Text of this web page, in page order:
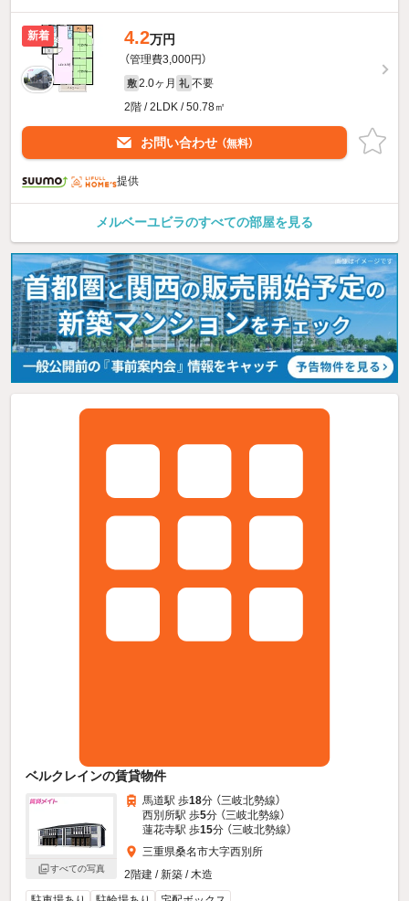
新着 4.2万円
（管理費3,000円）
敷 2.0ヶ月 礼 不要
2階 / 2LDK / 50.78㎡
お問い合わせ （無料）
提供
メルベーユビラのすべての部屋を見る
ベルクレインの賃貸物件
すべての写真
馬道駅 歩18分 （三岐北勢線）
西別所駅 歩5分 （三岐北勢線）
蓮花寺駅 歩15分 （三岐北勢線）
三重県桑名市大字西別所
2階建 / 新築 / 木造